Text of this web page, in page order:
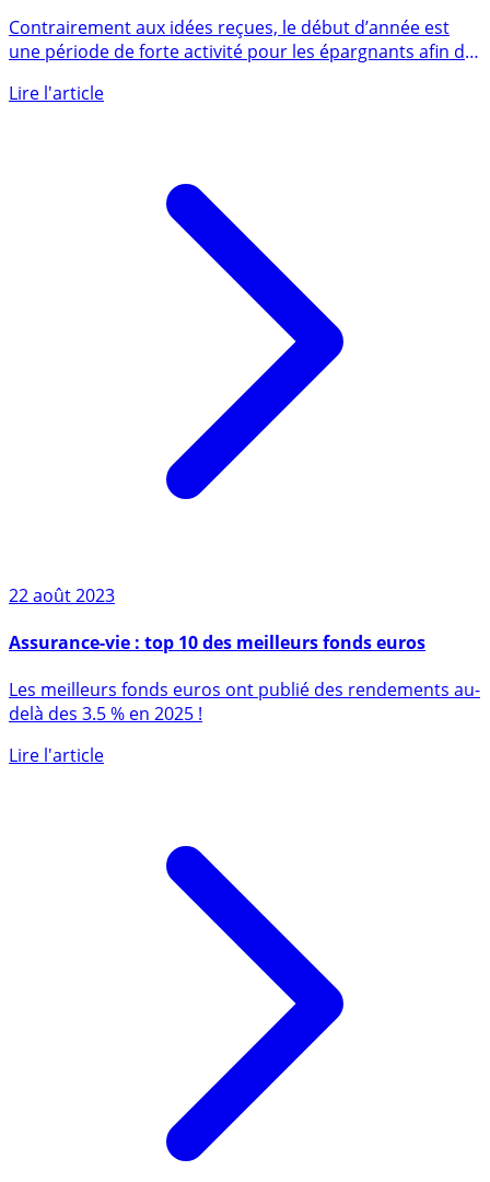
de ce début d’année 2026
une période de forte activité pour les épargnants afin de
22 août 2023
Assurance-vie : top 10 des meilleurs fonds euros
delà des 3.5 % en 2025 !